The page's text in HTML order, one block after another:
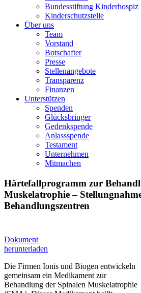
Bundesstiftung Kinderhospiz
Kinderschutzstelle
Über uns
Team
Vorstand
Botschafter
Presse
Stellenangebote
Transparenz
Finanzen
Unterstützen
Spenden
Glücksbringer
Gedenkspende
Anlassspende
Testament
Unternehmen
Mitmachen
Härtefallprogramm zur
Muskelatrophie –
Behandlungszentren
Dokument
herunterladen
Die Firmen Ionis und Biogen entwickeln
gemeinsam ein Medikament zur
Behandlung der Spinalen Muskelatrophie